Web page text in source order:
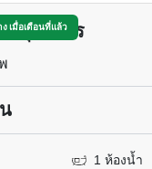
เมื่อเดือนที่แล้ว
-สุทธิสาร
1 ห้องน้ำ